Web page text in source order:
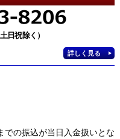
日祝除く）
詳しく見る
での振込が当日入金扱いとな